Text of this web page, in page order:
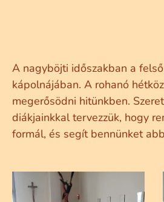
A nagyböjti időszakban a
kápolnájában. A rohanó
megerősödni hitünkben.
diákjainkkal tervezzük, hogy
formál, és segít bennünket